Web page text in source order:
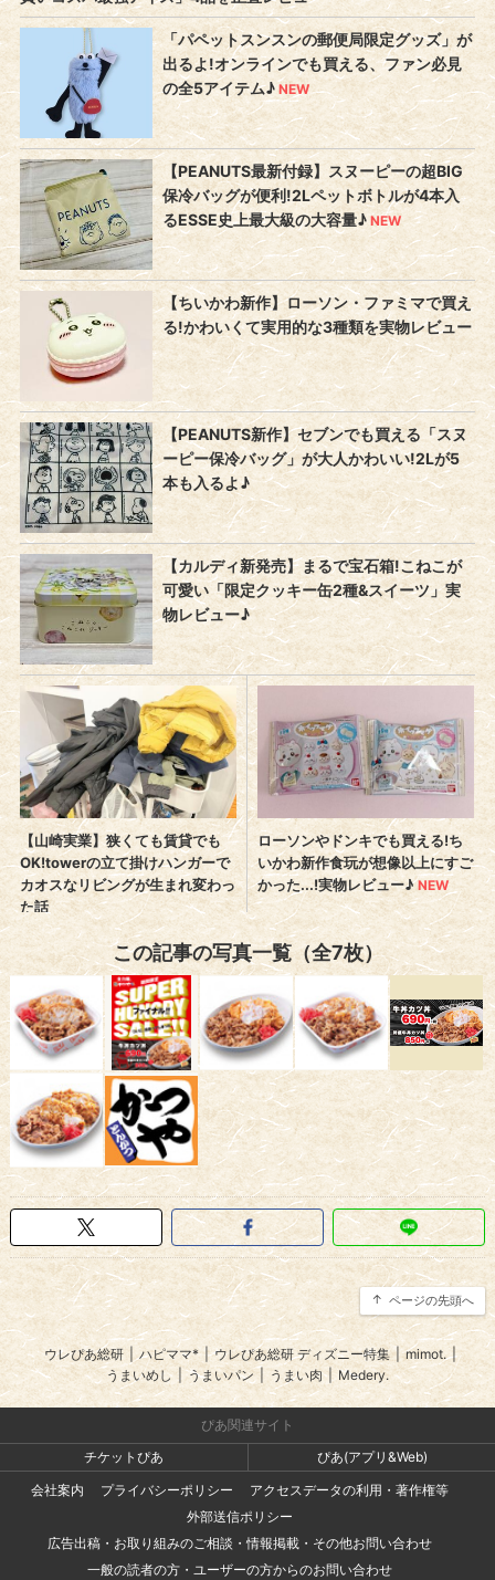
この記事の写真一覧（全7枚）
ページの先頭へ
ウレぴあ総研 ハピママ* | ウレぴあ総研 ディズニー特集 | mimot. |
うまいめし
うまいパン うまい肉 Medery.
ぴあ関連サイト
チケットぴあ
ぴあ(アプリ&Web)
会社案内
プライバシーポリシー
アクセスデータの利用・著作権等
外部送信ポリシー
広告出稿・お取り組みのご相談・情報掲載・その他お問い合わせ
一般の読者の方・ユーザーの方からのお問い合わせ